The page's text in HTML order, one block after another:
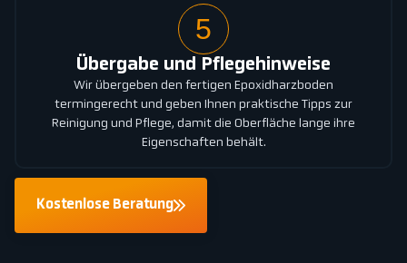
5
Übergabe und Pflegehinweise
Wir übergeben den fertigen Epoxidharzboden
termingerecht und geben Ihnen praktische Tipps zur
Reinigung und Pflege, damit die Oberfläche lange ihre
Eigenschaften behält.
Kostenlose Beratung